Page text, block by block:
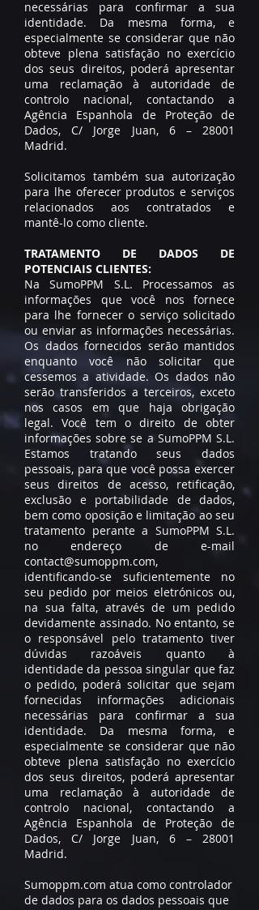
necessárias para confirmar a sua
identidade. Da mesma forma, e
especialmente se considerar que não
obteve plena satisfação no exercício
dos seus direitos, poderá apresentar
uma reclamação à autoridade de
controlo nacional, contactando a
Agência Espanhola de Proteção de
Dados, C/ Jorge Juan, 6 – 28001
Madrid.
Solicitamos também sua autorização
para lhe oferecer produtos e serviços
relacionados aos contratados e
mantê-lo como cliente.
TRATAMENTO DE DADOS DE
POTENCIAIS CLIENTES:
Na SumoPPM S.L. Processamos as
informações que você nos fornece
para lhe fornecer o serviço solicitado
ou enviar as informações necessárias.
Os dados fornecidos serão mantidos
enquanto você não solicitar que
cessemos a atividade. Os dados não
serão transferidos a terceiros, exceto
nos casos em que haja obrigação
legal. Você tem o direito de obter
informações sobre se a SumoPPM S.L.
Estamos tratando seus dados
pessoais, para que você possa exercer
seus direitos de acesso, retificação,
exclusão e portabilidade de dados,
bem como oposição e limitação ao seu
tratamento perante a SumoPPM S.L.
no endereço de e-mail
contact@sumoppm.com,
identificando-se suficientemente no
seu pedido por meios eletrónicos ou,
na sua falta, através de um pedido
devidamente assinado. No entanto, se
o responsável pelo tratamento tiver
dúvidas razoáveis ​​quanto à
identidade da pessoa singular que faz
o pedido, poderá solicitar que sejam
fornecidas informações adicionais
necessárias para confirmar a sua
identidade. Da mesma forma, e
especialmente se considerar que não
obteve plena satisfação no exercício
dos seus direitos, poderá apresentar
uma reclamação à autoridade de
controlo nacional, contactando a
Agência Espanhola de Proteção de
Dados, C/ Jorge Juan, 6 – 28001
Madrid.
Sumoppm.com atua como controlador
de dados para os dados pessoais que